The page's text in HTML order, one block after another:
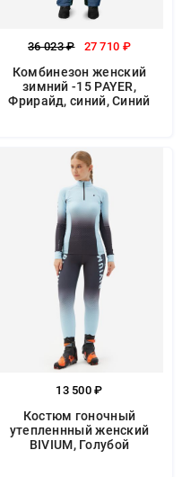
36 023 ₽ 27 710 ₽
Комбинезон женский
зимний -15 PAYER,
Фрирайд, синий, Синий
13 500 ₽
Костюм гоночный
утепленнный женский
BIVIUM, Голубой